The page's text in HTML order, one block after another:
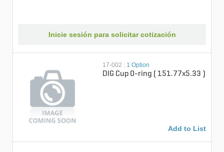
Inicie sesión para solicitar cotización
17-002 | 1 Option
DIG Cup O-ring ( 151.77x5.33 )
Add to List